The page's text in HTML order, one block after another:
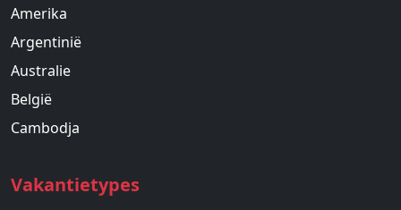
Amerika
Argentinië
Australie
België
Cambodja
Vakantietypes